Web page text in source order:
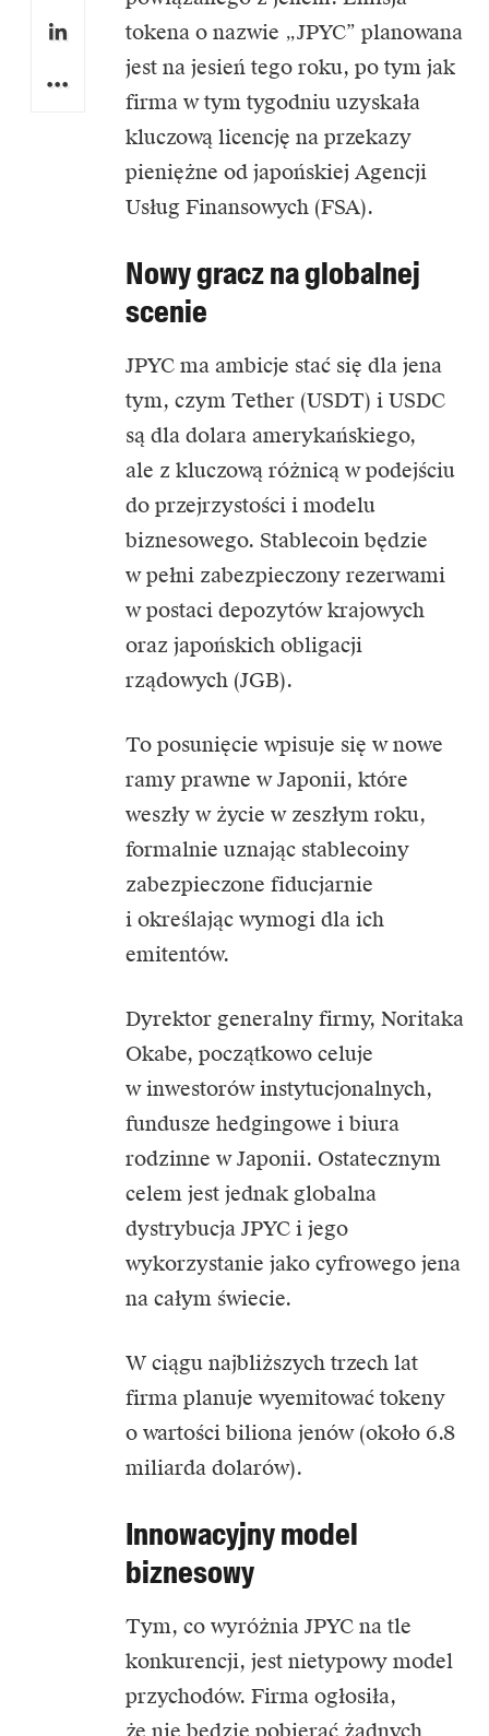
tokena o nazwie „JPYC” planowana
jest na jesień tego roku, po tym jak
firma w tym tygodniu uzyskała
kluczową licencję na przekazy
pieniężne od japońskiej Agencji
Usług Finansowych (FSA).
Nowy gracz na globalnej
scenie
JPYC ma ambicje stać się dla jena
tym, czym Tether (USDT) i USDC
są dla dolara amerykańskiego,
ale z kluczową różnicą w podejściu
do przejrzystości i modelu
biznesowego. Stablecoin będzie
w pełni zabezpieczony rezerwami
w postaci depozytów krajowych
oraz japońskich obligacji
rządowych (JGB).
To posunięcie wpisuje się w nowe
ramy prawne w Japonii, które
weszły w życie w zeszłym roku,
formalnie uznając stablecoiny
zabezpieczone fiducjarnie
i określając wymogi dla ich
emitentów.
Dyrektor generalny firmy, Noritaka
Okabe, początkowo celuje
w inwestorów instytucjonalnych,
fundusze hedgingowe i biura
rodzinne w Japonii. Ostatecznym
celem jest jednak globalna
dystrybucja JPYC i jego
wykorzystanie jako cyfrowego jena
na całym świecie.
W ciągu najbliższych trzech lat
firma planuje wyemitować tokeny
o wartości biliona jenów (około 6.8
miliarda dolarów).
Innowacyjny model
biznesowy
Tym, co wyróżnia JPYC na tle
konkurencji, jest nietypowy model
przychodów. Firma ogłosiła,
że nie będzie pobierać żadnych